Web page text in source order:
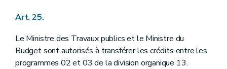
Art. 25.
Le Ministre des Travaux publics et le Ministre du
Budget sont autorisés à transférer les crédits entre les
programmes 02 et 03 de la division organique 13.